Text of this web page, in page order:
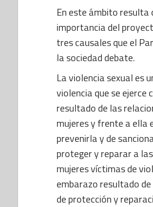
En este ámbito
importancia del
tres causales que el
la sociedad debate.
La violencia sexual es
violencia que se ejerce
resultado de las
mujeres y frente a ella
prevenirla y de
proteger y reparar a
mujeres víctimas de
embarazo resultado
de protección y